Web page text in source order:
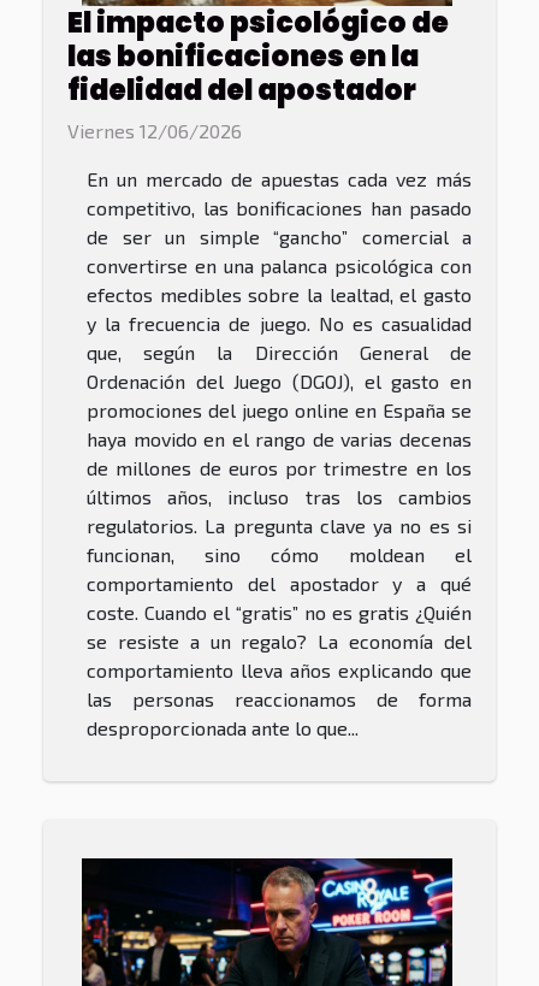
El impacto psicológico de
las bonificaciones en la
fidelidad del apostador
Viernes 12/06/2026
En un mercado de apuestas cada vez más
competitivo, las bonificaciones han pasado
de ser un simple “gancho” comercial a
convertirse en una palanca psicológica con
efectos medibles sobre la lealtad, el gasto
y la frecuencia de juego. No es casualidad
que, según la Dirección General de
Ordenación del Juego (DGOJ), el gasto en
promociones del juego online en España se
haya movido en el rango de varias decenas
de millones de euros por trimestre en los
últimos años, incluso tras los cambios
regulatorios. La pregunta clave ya no es si
funcionan, sino cómo moldean el
comportamiento del apostador y a qué
coste. Cuando el “gratis” no es gratis ¿Quién
se resiste a un regalo? La economía del
comportamiento lleva años explicando que
las personas reaccionamos de forma
desproporcionada ante lo que...